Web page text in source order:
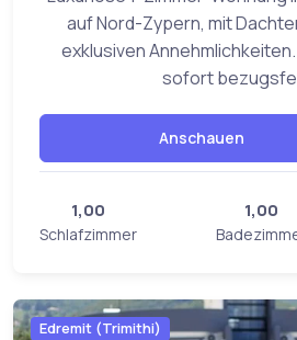
auf Nord-Zypern, mit
exklusiven
sofort
Anschauen
1,00
Schlafzimmer
1,00
Edremit (Trimithi)